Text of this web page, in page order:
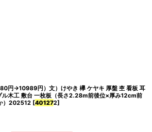
円→10989円）文）けやき 欅 ケヤキ 厚盤 杢 看板 耳
ル木工 敷台 一枚板（長さ2.28m前後位×厚み12cm前
）202512 [401272]